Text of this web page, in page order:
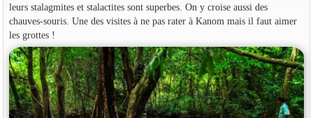
leurs stalagmites et stalactites sont superbes. On y croise aussi des
chauves-souris. Une des visites à ne pas rater à Kanom mais il faut aimer
les grottes !